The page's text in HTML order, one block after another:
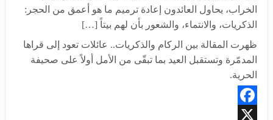
الخراب، يحاول العائدون إعادة ترميم ما هو أعمق من الحجر:
الذكريات، والانتماء، والشعور بأن لهم بيتاً […]
ظهرت المقالة بين الركام والذكريات.. عائلات تعود إلى قراها
المدمّرة وتستقبل العيد بما تبقّى من الأمل أولاً على صحيفة
الحرية.
Facebook